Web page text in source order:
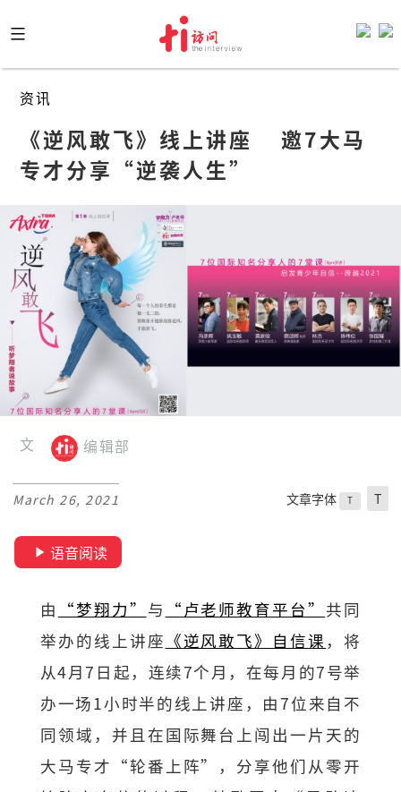
to
content
资讯
《逆风敢飞》线上讲座    邀7大马
专才分享“逆袭人生”
文 编辑部
March 26, 2021 文章字体 T T
语音阅读
由 “梦翔力” 与 “卢老师教育平台” 共同
举办的线上讲座 《逆风敢飞》自信课 ，将
从4月7日起，连续7个月，在每月的7号举
办一场1小时半的线上讲座，由7位来自不
同领域，并且在国际舞台上闯出一片天的
大马专才“轮番上阵”，分享他们从零开